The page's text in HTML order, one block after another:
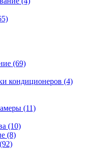
(69)
кондиционеров (4)
(11)
(10)
(8)
(92)